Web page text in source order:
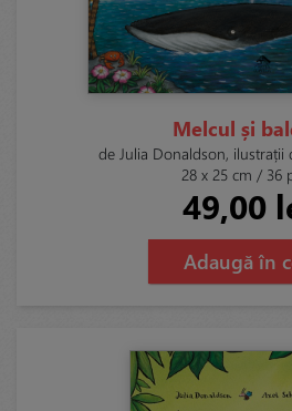
Melcul și
de Julia Donaldson, ilustrații
28 x 25 cm / 36
49,00
Adaugă în